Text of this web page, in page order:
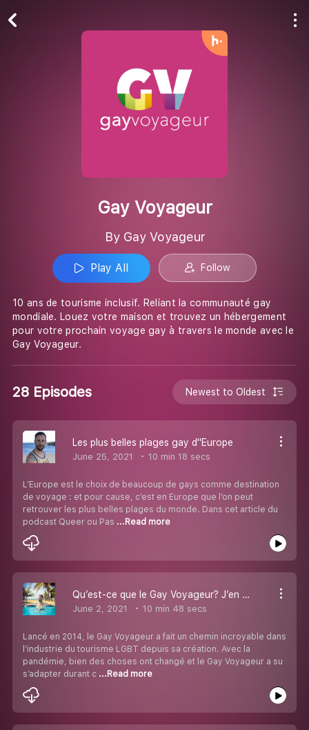
Gay Voyageur
By Gay Voyageur
Play All Follow
10 ans de tourisme inclusif. Reliant la communauté gay
mondiale. Louez votre maison et trouvez un hébergement
pour votre prochain voyage gay à travers le monde avec le
Gay Voyageur.
28 Episodes Newest to Oldest
Les plus belles plages gay d''Europe
June 25, 2021 10 min 18 secs
L’Europe est le choix de beaucoup de gays comme destination
de voyage : et pour cause, c’est en Europe que l’on peut
retrouver les plus belles plages du monde. Dans cet article du
podcast Queer ou Pas ...Read more
Qu’est-ce que le Gay Voyageur? J’en parle avec Marjorie Champagne
June 2, 2021 10 min 48 secs
Lancé en 2014, le Gay Voyageur a fait un chemin incroyable dans
l’industrie du tourisme LGBT depuis sa création. Avec la
pandémie, bien des choses ont changé et le Gay Voyageur a su
s’adapter durant c ...Read more